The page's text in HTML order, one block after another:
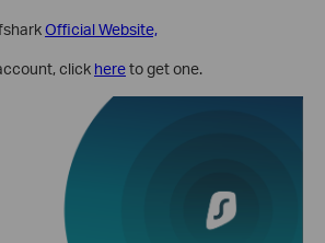
Official Website,
click hereto get one.